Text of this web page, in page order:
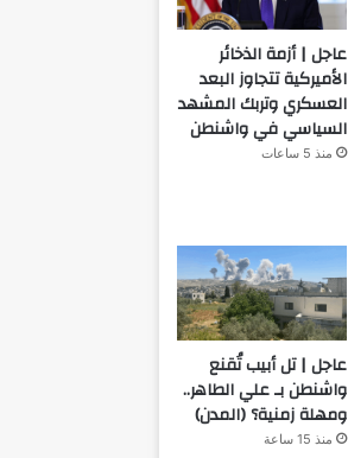
عاجل | أزمة الذخائر
الأميركية تتجاوز البعد
العسكري وتربك المشهد
السياسي في واشنطن
منذ 5 ساعات
عاجل | تل أبيب تُقنع
واشنطن بـ علي الطاهر..
ومهلة زمنية؟ (المدن)
منذ 15 ساعة